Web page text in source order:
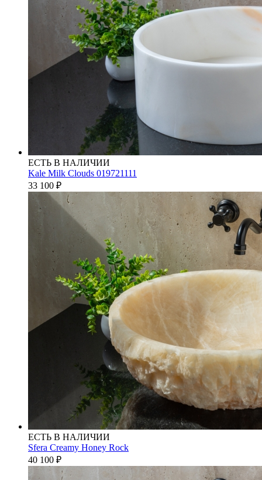
ЕСТЬ В НАЛИЧИИ
Kale Milk Clouds 019721111
33 100 ₽
ЕСТЬ В НАЛИЧИИ
Sfera Creamy Honey Rock
40 100 ₽